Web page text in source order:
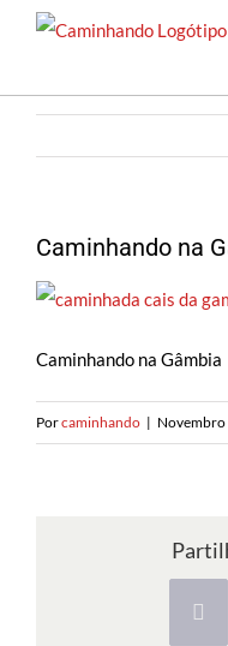
Saltar
Caminhando na
Caminhando na Gâmbia
Porcaminhando |